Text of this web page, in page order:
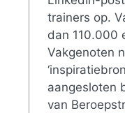
trainers op.
dan 110.000
Vakgenoten
aangesloten
van